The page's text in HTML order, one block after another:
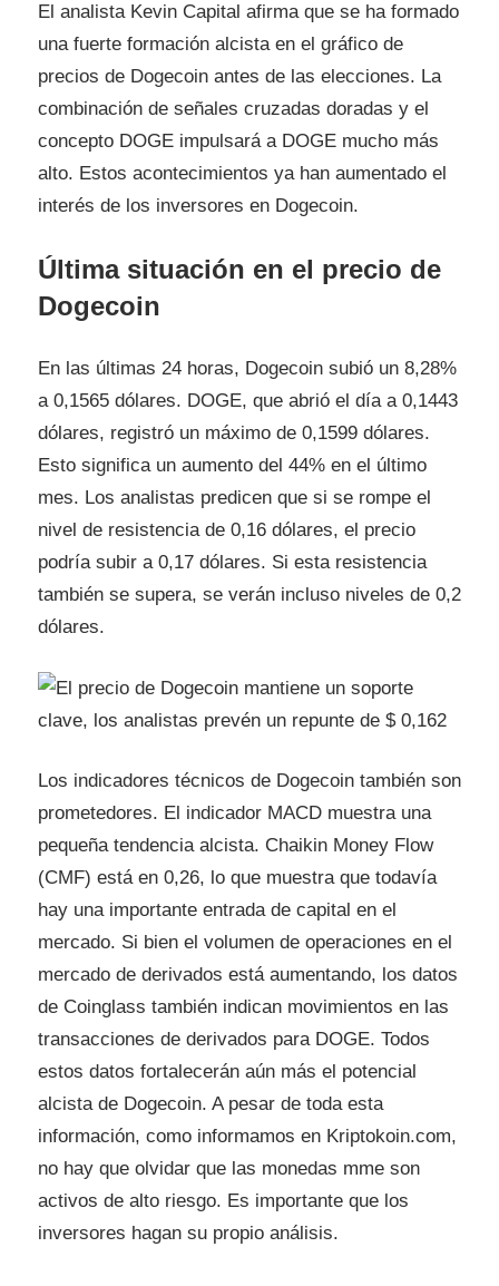
El analista Kevin Capital afirma que se ha formado
una fuerte formación alcista en el gráfico de
precios de Dogecoin antes de las elecciones. La
combinación de señales cruzadas doradas y el
concepto DOGE impulsará a DOGE mucho más
alto. Estos acontecimientos ya han aumentado el
interés de los inversores en Dogecoin.
Última situación en el precio de
Dogecoin
En las últimas 24 horas, Dogecoin subió un 8,28%
a 0,1565 dólares. DOGE, que abrió el día a 0,1443
dólares, registró un máximo de 0,1599 dólares.
Esto significa un aumento del 44% en el último
mes. Los analistas predicen que si se rompe el
nivel de resistencia de 0,16 dólares, el precio
podría subir a 0,17 dólares. Si esta resistencia
también se supera, se verán incluso niveles de 0,2
dólares.
Los indicadores técnicos de Dogecoin también son
prometedores. El indicador MACD muestra una
pequeña tendencia alcista. Chaikin Money Flow
(CMF) está en 0,26, lo que muestra que todavía
hay una importante entrada de capital en el
mercado. Si bien el volumen de operaciones en el
mercado de derivados está aumentando, los datos
de Coinglass también indican movimientos en las
transacciones de derivados para DOGE. Todos
estos datos fortalecerán aún más el potencial
alcista de Dogecoin. A pesar de toda esta
información, como informamos en Kriptokoin.com,
no hay que olvidar que las monedas mme son
activos de alto riesgo. Es importante que los
inversores hagan su propio análisis.